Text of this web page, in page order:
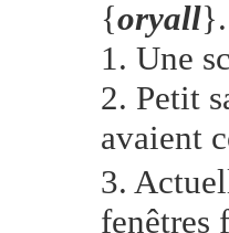
{oryall}.
1. Une
2. Petit
avaient
3.
fenêtres